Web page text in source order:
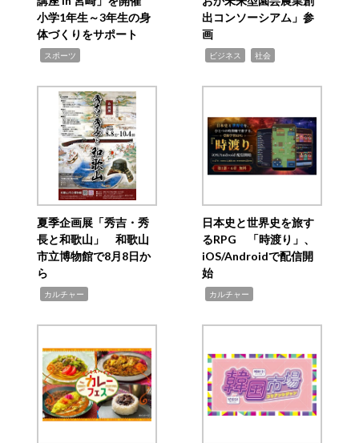
小学1年生～3年生の身
体づくりをサポート
スポーツ
出コンソーシアム」参
画
ビジネス 社会
夏季企画展「秀吉・秀
長と和歌山」 和歌山
市立博物館で8月8日か
ら
カルチャー
日本史と世界史を旅す
るRPG 「時渡り」、
iOS/Androidで配信開
始
カルチャー